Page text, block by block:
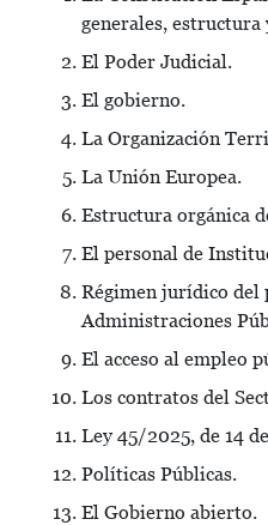
generales, estructura
El Poder Judicial.
El gobierno.
La Organización
La Unión Europea.
Estructura orgánica
El personal de
Régimen jurídico del
Administraciones
El acceso al empleo
Los contratos del
Ley 45/2025, de 14
Políticas Públicas.
El Gobierno abierto.